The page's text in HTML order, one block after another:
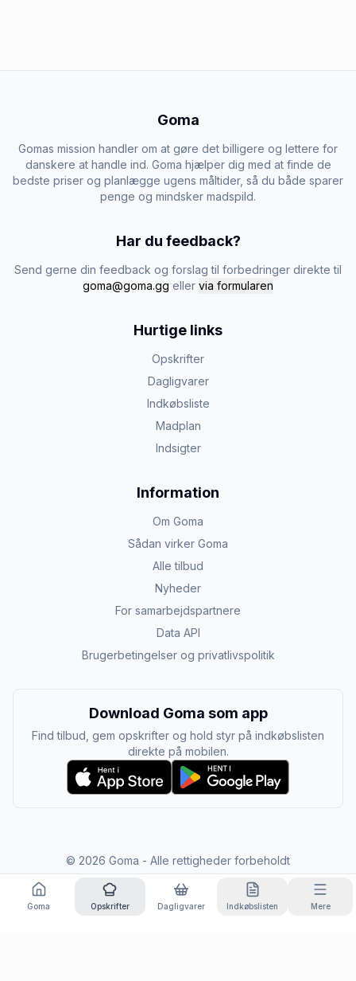
Goma
Gomas mission handler om at gøre det billigere og lettere for
danskere at handle ind. Goma hjælper dig med at finde de
bedste priser og planlægge ugens måltider, så du både sparer
penge og mindsker madspild.
Har du feedback?
Send gerne din feedback og forslag til forbedringer direkte til
goma@goma.gg eller via formularen
Hurtige links
Opskrifter
Dagligvarer
Indkøbsliste
Madplan
Indsigter
Information
Om Goma
Sådan virker Goma
Alle tilbud
Nyheder
For samarbejdspartnere
Data API
Brugerbetingelser og privatlivspolitik
Download Goma som app
Find tilbud, gem opskrifter og hold styr på indkøbslisten
direkte på mobilen.
© 2026 Goma - Alle rettigheder forbeholdt
Goma Opskrifter Dagligvarer Indkøbslisten Mere